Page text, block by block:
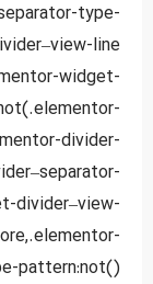
type-
line
widget-
divider-
divider–view-
pattern:not()